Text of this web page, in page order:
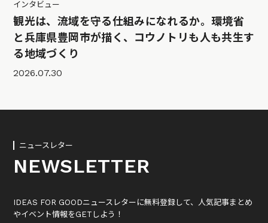
インタビュー
観光は、流域を守る仕組みになれるか。環境省
と兵庫県豊岡市が描く、コウノトリも人も共生す
る地域づくり
2026.07.30
ニュースレター
NEWSLETTER
IDEAS FOR GOODニュースレターに無料登録して、人気記事まとめ
やイベント情報をGETしよう！